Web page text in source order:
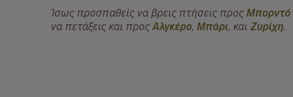
Ίσως προσπαθείς να βρεις πτήσεις προς Μπορντό
να πετάξεις και προς Αλγκέρο Μπάρι , και Ζυρίχη